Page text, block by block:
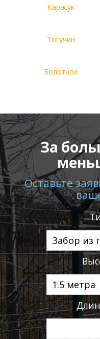
Карасук
Тогучин
Болотное
За
Оставьте